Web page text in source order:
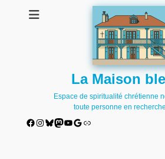
La Maison
Espace de spiritualité chrétienne
toute personne en
Facebook
Instagram
Bluesky
Mastodon
YouTube
Google
Lien